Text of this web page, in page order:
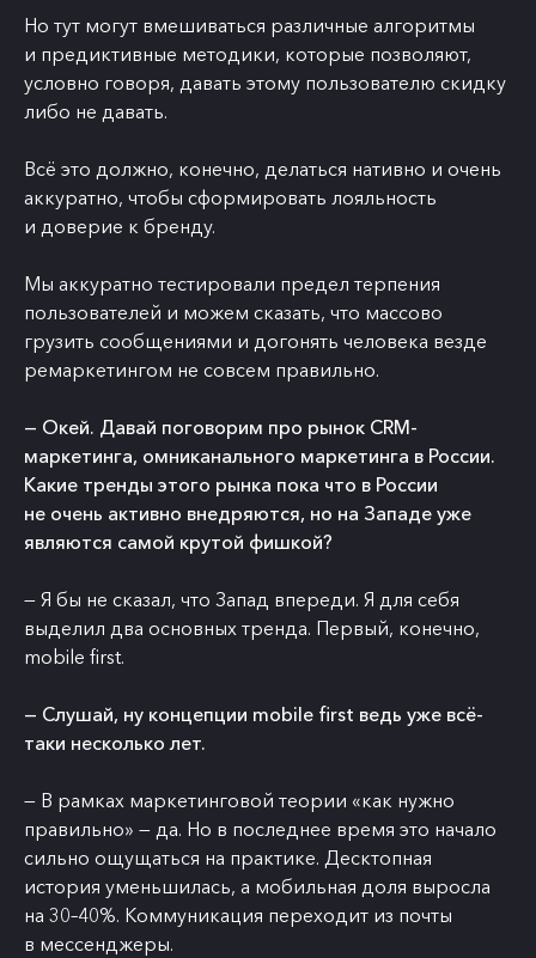
Но тут могут вмешиваться различные алгоритмы
и предиктивные методики, которые позволяют,
условно говоря, давать этому пользователю скидку
либо не давать.
Всё это должно, конечно, делаться нативно и очень
аккуратно, чтобы сформировать лояльность
и доверие к бренду.
Мы аккуратно тестировали предел терпения
пользователей и можем сказать, что массово
грузить сообщениями и догонять человека везде
ремаркетингом не совсем правильно.
— Окей. Давай поговорим про рынок CRM-
маркетинга, омниканального маркетинга в России.
Какие тренды этого рынка пока что в России
не очень активно внедряются, но на Западе уже
являются самой крутой фишкой?
— Я бы не сказал, что Запад впереди. Я для себя
выделил два основных тренда. Первый, конечно,
mobile first.
— Слушай, ну концепции mobile first ведь уже всё-
таки несколько лет.
— В рамках маркетинговой теории «как нужно
правильно» — да. Но в последнее время это начало
сильно ощущаться на практике. Десктопная
история уменьшилась, а мобильная доля выросла
на 30–40%. Коммуникация переходит из почты
в мессенджеры.